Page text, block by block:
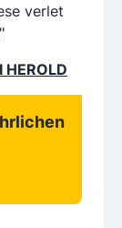
verlet
HEROLD